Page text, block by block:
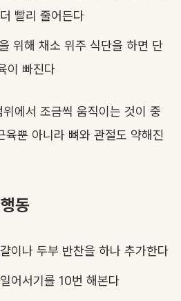
빨리 줄어든다
위해 채소 위주 식단을 하면 단
이 빠진다
에서 조금씩 움직이는 것이 중
육뿐 아니라 뼈와 관절도 약해진
동
이나 두부 반찬을 하나 추가한다
어서기를 10번 해본다